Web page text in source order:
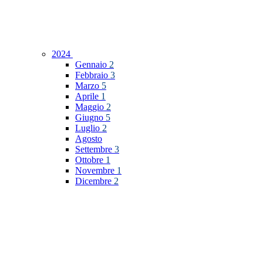
2024
Gennaio 2
Febbraio 3
Marzo 5
Aprile 1
Maggio 2
Giugno 5
Luglio 2
Agosto
Settembre 3
Ottobre 1
Novembre 1
Dicembre 2